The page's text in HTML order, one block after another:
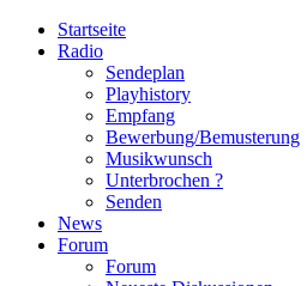
Startseite
Radio
Sendeplan
Playhistory
Empfang
Bewerbung/Bemusterung
Musikwunsch
Unterbrochen ?
Senden
News
Forum
Forum